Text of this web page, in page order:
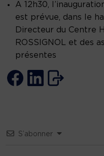
A 12h30,
est prévue, dans le
Directeur du Centre
ROSSIGNOL et des
présentes
S’abonner